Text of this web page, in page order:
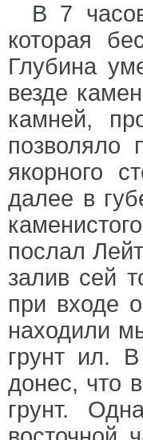
В 7
которая
Глубина
везде
камней,
позволяло
якорного
далее в
послал
залив сей
при входе
находили
грунт ил.
донес, что
грунт.